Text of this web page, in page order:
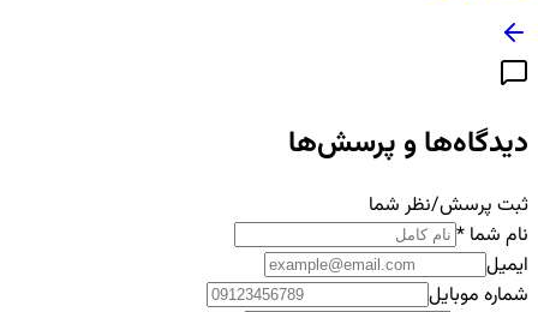
دیدگاه‌ها و پرسش‌ها
ثبت پرسش/نظر شما
نام شما *
ایمیل
شماره موبایل